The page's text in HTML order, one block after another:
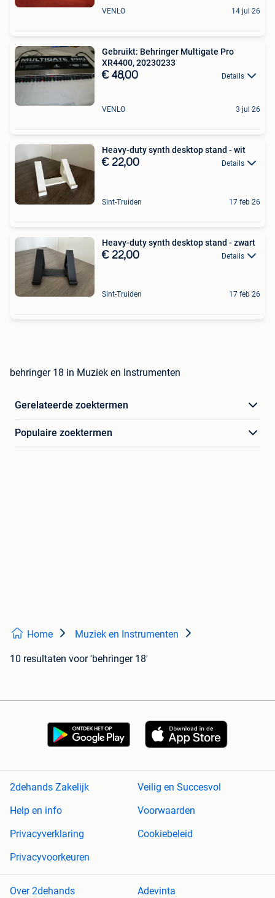
VENLO 14 jul 26
Gebruikt: Behringer Multigate Pro
XR4400, 20230233
€ 48,00 Details
VENLO 3 jul 26
Heavy-duty synth desktop stand - wit
€ 22,00 Details
Sint-Truiden 17 feb 26
Heavy-duty synth desktop stand - zwart
€ 22,00 Details
Sint-Truiden 17 feb 26
behringer 18 in Muziek en Instrumenten
Gerelateerde zoektermen
Populaire zoektermen
Home Muziek en Instrumenten
10 resultaten voor 'behringer 18'
2dehands Zakelijk
Veilig en Succesvol
Help en info
Voorwaarden
Privacyverklaring
Cookiebeleid
Privacyvoorkeuren
Over 2dehands Adevinta